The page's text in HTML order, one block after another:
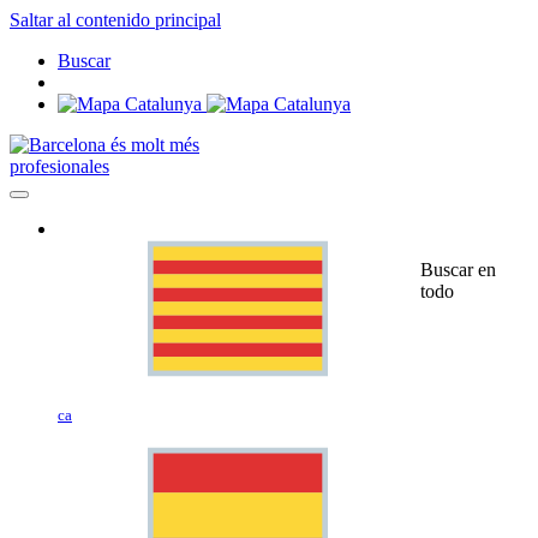
Saltar al contenido principal
Buscar
profesionales
ca
Buscar en
todo